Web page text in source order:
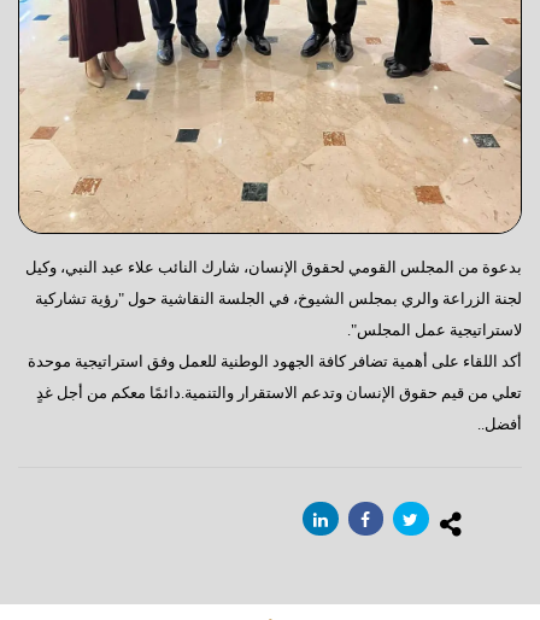
​بدعوة من المجلس القومي لحقوق الإنسان، شارك النائب علاء عبد النبي، وكيل
لجنة الزراعة والري بمجلس الشيوخ، في الجلسة النقاشية حول "رؤية تشاركية
لاستراتيجية عمل المجلس".
​أكد اللقاء على أهمية تضافر كافة الجهود الوطنية للعمل وفق استراتيجية موحدة
تعلي من قيم حقوق الإنسان وتدعم الاستقرار والتنمية. ​دائمًا معكم من أجل غدٍ
أفضل.. ​